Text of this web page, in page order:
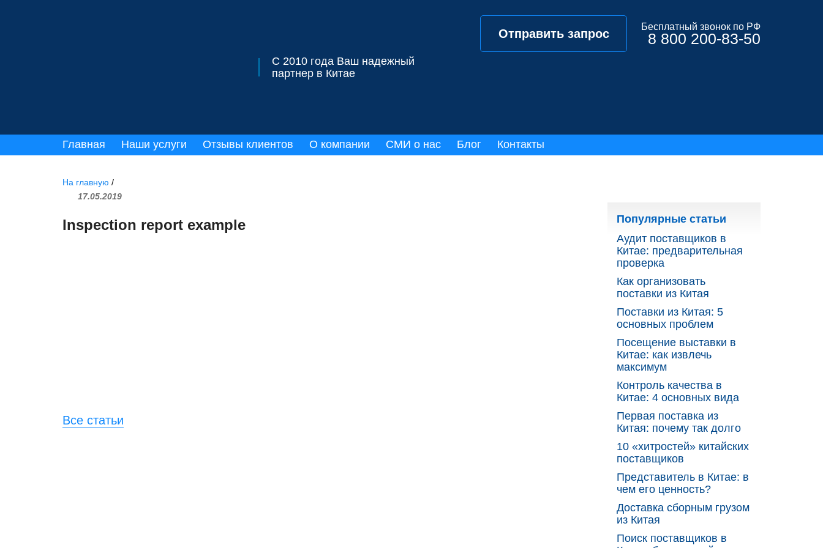
С 2010 года Ваш надежный
партнер в Китае
Отправить запрос
Бесплатный звонок по РФ
8 800 200-83-50
Главная Наши услуги Отзывы клиентов О компании СМИ о нас Блог Контакты
На главную /
17.05.2019
Inspection report example
Все статьи
Популярные статьи
Аудит поставщиков в
Китае: предварительная
проверка
Как организовать
поставки из Китая
Поставки из Китая: 5
основных проблем
Посещение выставки в
Китае: как извлечь
максимум
Контроль качества в
Китае: 4 основных вида
Первая поставка из
Китая: почему так долго
10 «хитростей» китайских
поставщиков
Представитель в Китае: в
чем его ценность?
Доставка сборным грузом
из Китая
Поиск поставщиков в